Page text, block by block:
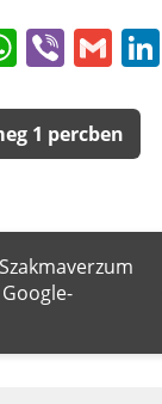
Viber
1 percben